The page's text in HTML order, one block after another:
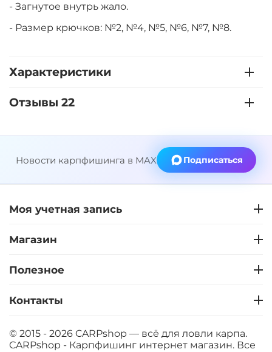
- Загнутое внутрь жало.
- Размер крючков: №2, №4, №5, №6, №7, №8.
Характеристики
Отзывы 22
Новости карпфишинга в MAX Подписаться
Моя учетная запись
Магазин
Полезное
Контакты
© 2015 - 2026 CARPshop — всё для ловли карпа.
CARPshop - Карпфишинг интернет магазин. Все